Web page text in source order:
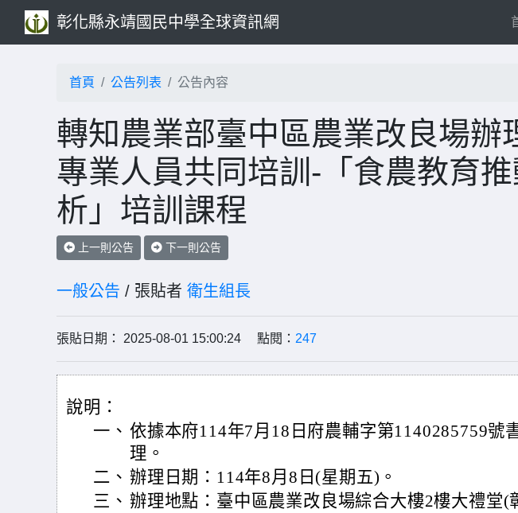
彰化縣永靖國民中學全球資訊網
首頁 公告列表 公告內容
轉知農業部臺中區農業改良場辦
專業人員共同培訓-「食農教育
析」培訓課程
上一則公告 下一則公告
一般公告 / 張貼者 衛生組長
張貼日期： 2025-08-01 15:00:24 點閱： 247
說明：
一、 依據本府114年7月18日府農輔字第1140285759號
理。
二、 辦理日期：114年8月8日(星期五)。
三、 辦理地點：臺中區農業改良場綜合大樓2樓大禮堂(